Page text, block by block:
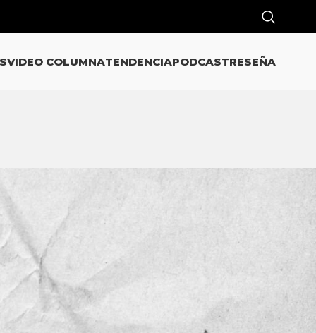
VIDEO COLUMNATENDENCIAPODCASTRESEÑA
CATEGORÍAS
NOTICIAS